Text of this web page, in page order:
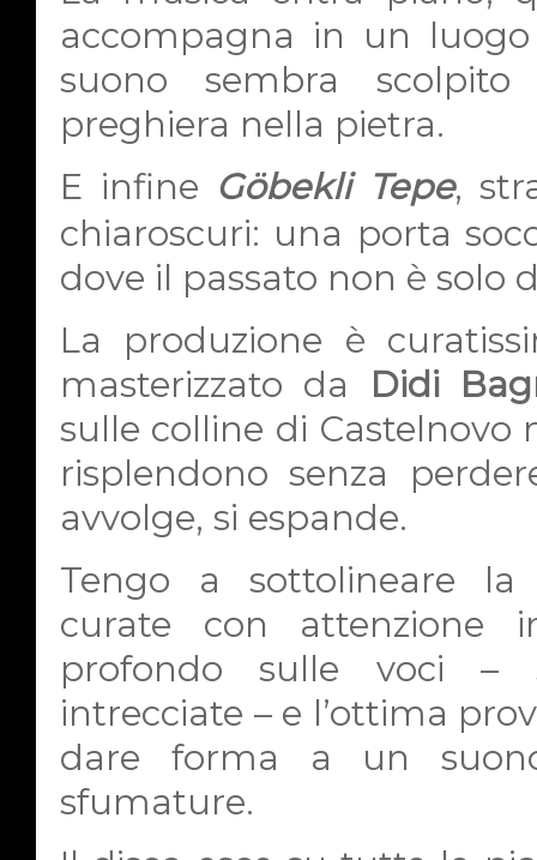
accompagna in un
suono sembra
preghiera nella pietra.
E infine Göbekli Tepe,
chiaroscuri: una porta
dove il passato non è solo
La produzione è
masterizzato da Didi
sulle colline di Castelnovo
risplendono senza
avvolge, si espande.
Tengo a sottolineare la
curate con attenzione
profondo sulle voci –
intrecciate – e l’ottima
dare forma a un
sfumature.